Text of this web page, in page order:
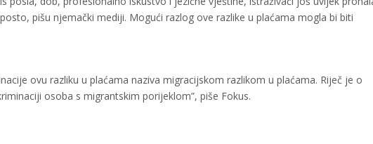
pišu njemački mediji. Mogući razlog ove razlike u plaćama mogla bi biti
ovu razliku u plaćama naziva migracijskom razlikom u plaćama. Riječ je o
osoba s migrantskim porijeklom”, piše Fokus.